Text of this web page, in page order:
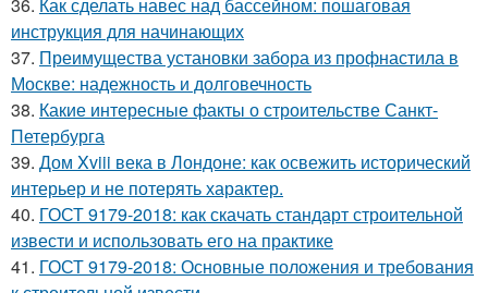
инструкция для начинающих
37. Преимущества установки забора из профнастила в
Москве: надежность и долговечность
38. Какие интересные факты о строительстве Санкт-
Петербурга
39. Дом Xviii века в Лондоне: как освежить исторический
интерьер и не потерять характер.
40. ГОСТ 9179-2018: как скачать стандарт строительной
извести и использовать его на практике
41. ГОСТ 9179-2018: Основные положения и требования